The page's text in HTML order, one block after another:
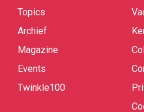
Topics
Archief
Magazine
Events
Twinkle100